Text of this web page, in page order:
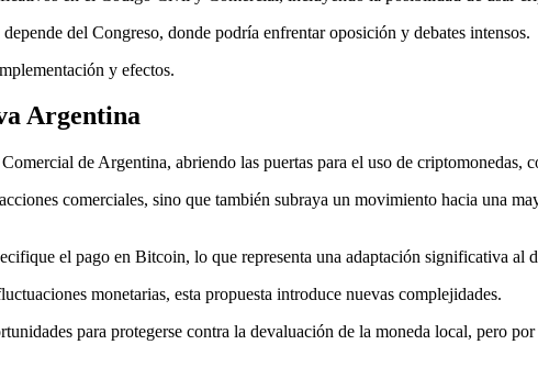
del Congreso, donde podría enfrentar oposición y debates intensos.
y efectos.
Argentina
de Argentina, abriendo las puertas para el uso de criptomonedas,
comerciales, sino que también subraya un movimiento hacia una
el pago en Bitcoin, lo que representa una adaptación significativa al
monetarias, esta propuesta introduce nuevas complejidades.
para protegerse contra la devaluación de la moneda local, pero